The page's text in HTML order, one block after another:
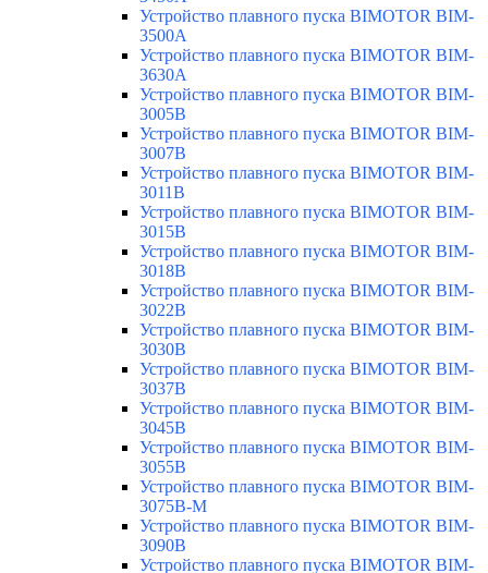
Устройство плавного пуска BIMOTOR BIM-
3500A
Устройство плавного пуска BIMOTOR BIM-
3630A
Устройство плавного пуска BIMOTOR BIM-
3005B
Устройство плавного пуска BIMOTOR BIM-
3007B
Устройство плавного пуска BIMOTOR BIM-
3011B
Устройство плавного пуска BIMOTOR BIM-
3015B
Устройство плавного пуска BIMOTOR BIM-
3018B
Устройство плавного пуска BIMOTOR BIM-
3022B
Устройство плавного пуска BIMOTOR BIM-
3030B
Устройство плавного пуска BIMOTOR BIM-
3037B
Устройство плавного пуска BIMOTOR BIM-
3045B
Устройство плавного пуска BIMOTOR BIM-
3055B
Устройство плавного пуска BIMOTOR BIM-
3075B-M
Устройство плавного пуска BIMOTOR BIM-
3090B
Устройство плавного пуска BIMOTOR BIM-